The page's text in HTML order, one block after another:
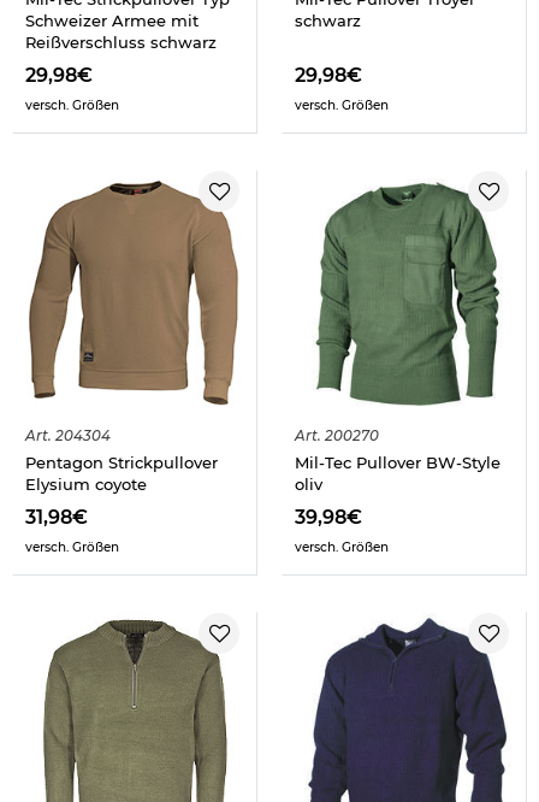
Schweizer Armee mit
Reißverschluss schwarz
29,98€
versch. Größen
schwarz
29,98€
versch. Größen
Art. 204304
Pentagon Strickpullover
Elysium coyote
31,98€
versch. Größen
Art. 200270
Mil-Tec Pullover BW-Style
oliv
39,98€
versch. Größen